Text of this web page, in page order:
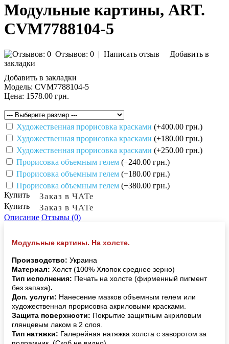
Модульные картины, ART.
CVM7788104-5
Отзывов: 0 | Написать отзыв
Добавить в
закладки
Добавить в закладки
Модель: CVM7788104-5
Цена: 1578.00 грн.
Художественная прорисовка красками (+400.00 грн.)
Художественная прорисовка красками (+180.00 грн.)
Художественная прорисовка красками (+250.00 грн.)
Прорисовка объемным гелем (+240.00 грн.)
Прорисовка объемным гелем (+180.00 грн.)
Прорисовка объемным гелем (+380.00 грн.)
Купить
Заказ в ЧАТе
Купить Заказ в ЧАТе
Описание Отзывы (0)
Модульные картины. На холсте.
Производство: Украина
Материал: Холст (100% Хлопок среднее зерно)
Тип исполнения: Печать на холсте (фирменный пигмент
без запаха).
Доп. услуги: Нанесение мазков объемным гелем или
художественная прорисовка акриловыми красками.
Защита поверхности: Покрытие защитным акриловым
глянцевым лаком в 2 слоя.
Тип натяжки: Галерейная натяжка холста с заворотом за